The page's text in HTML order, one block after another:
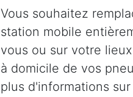
Vous souhaitez
station mobile
vous ou sur votre
à domicile de vos
plus d'informations